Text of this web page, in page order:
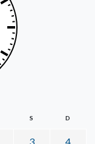
S D
3 4